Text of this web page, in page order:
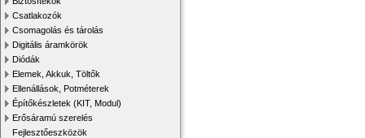
Csatlakozók
Csomagolás és tárolás
Digitális áramkörök
Diódák
Elemek, Akkuk, Töltők
Ellenállások, Potméterek
Építőkészletek (KIT, Modul)
Erősáramú szerelés
Fejlesztőeszközök